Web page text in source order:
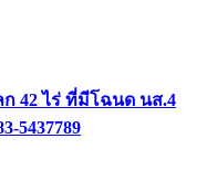
42 ไร่ ที่มีโฉนด นส.4
5437789